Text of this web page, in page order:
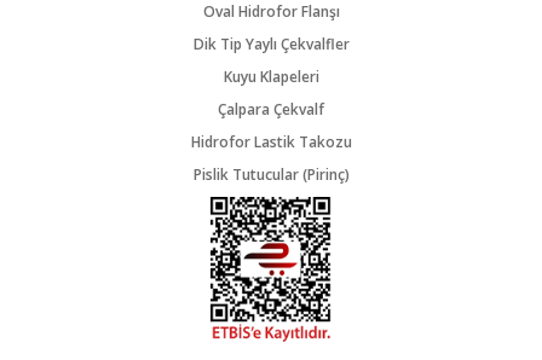
Oval Hidrofor Flanşı
Dik Tip Yaylı Çekvalfler
Kuyu Klapeleri
Çalpara Çekvalf
Hidrofor Lastik Takozu
Pislik Tutucular (Pirinç)